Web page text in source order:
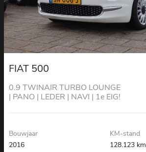
FIAT 500
0.9 TWINAIR TURBO LOUNGE
| PANO | LEDER | NAVI | 1e EIG!
Bouwjaar
2016
KM-stand
128.123 km